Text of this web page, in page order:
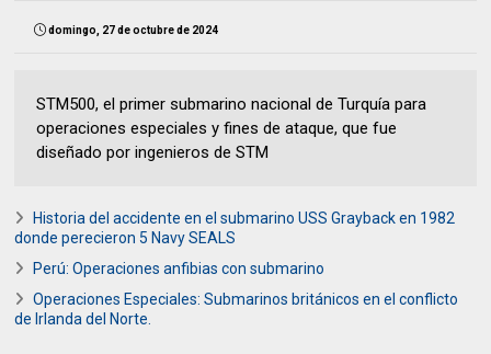
domingo, 27 de octubre de 2024
STM500, el primer submarino nacional de Turquía para
operaciones especiales y fines de ataque, que fue
diseñado por ingenieros de STM
Historia del accidente en el submarino USS Grayback en 1982
donde perecieron 5 Navy SEALS
Perú: Operaciones anfibias con submarino
Operaciones Especiales: Submarinos británicos en el conflicto
de Irlanda del Norte.